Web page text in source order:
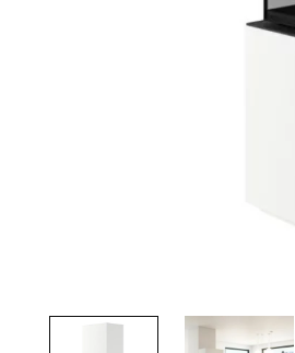
FAQ